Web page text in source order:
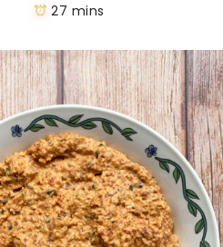
27 mins